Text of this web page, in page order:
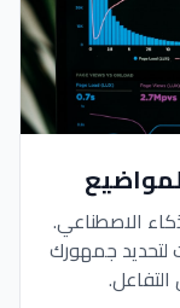
الاصطناعي.
لتحديد جمهورك